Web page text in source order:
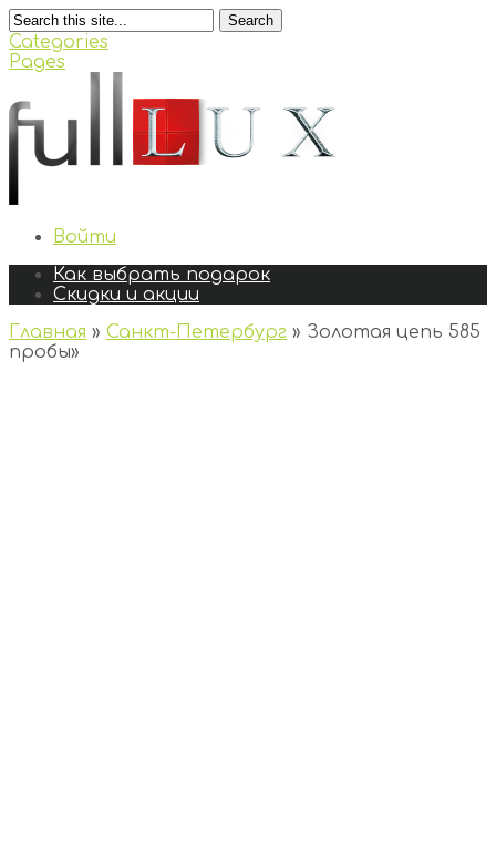
Search
Categories
Pages
Войти
Как выбрать подарок
Скидки и акции
Главная » Санкт-Петербург » Золотая цепь 585
пробы»